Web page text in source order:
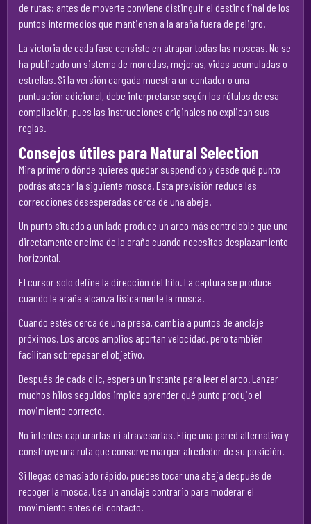
de rutas: antes de moverte conviene distinguir el destino final de los
puntos intermedios que mantienen a la araña fuera de peligro.
La victoria de cada fase consiste en atrapar todas las moscas. No se
ha publicado un sistema de monedas, mejoras, vidas acumuladas o
estrellas. Si la versión cargada muestra un contador o una
puntuación adicional, debe interpretarse según los rótulos de esa
compilación, pues las instrucciones originales no explican sus
reglas.
Consejos útiles para Natural Selection
Mira primero dónde quieres quedar suspendido y desde qué punto
podrás atacar la siguiente mosca. Esta previsión reduce las
correcciones desesperadas cerca de una abeja.
Un punto situado a un lado produce un arco más controlable que uno
directamente encima de la araña cuando necesitas desplazamiento
horizontal.
El cursor solo define la dirección del hilo. La captura se produce
cuando la araña alcanza físicamente la mosca.
Cuando estés cerca de una presa, cambia a puntos de anclaje
próximos. Los arcos amplios aportan velocidad, pero también
facilitan sobrepasar el objetivo.
Después de cada clic, espera un instante para leer el arco. Lanzar
muchos hilos seguidos impide aprender qué punto produjo el
movimiento correcto.
No intentes capturarlas ni atravesarlas. Elige una pared alternativa y
construye una ruta que conserve margen alrededor de su posición.
Si llegas demasiado rápido, puedes tocar una abeja después de
recoger la mosca. Usa un anclaje contrario para moderar el
movimiento antes del contacto.